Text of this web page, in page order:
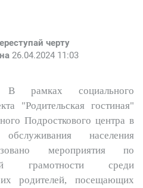
черту
26.04.2024 11:03
В рамках социального
"Родительская гостиная"
Подросткового центра в
населения
мероприятия по
грамотности среди
родителей, посещающих